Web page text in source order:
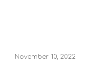
November 10, 2022